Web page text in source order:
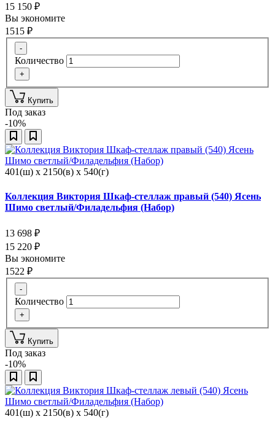
15 150 ₽
Вы экономите
1515 ₽
-
Количество
+
Купить
Под заказ
-10%
401(ш) x 2150(в) x 540(г)
Коллекция Виктория Шкаф-стеллаж правый (540) Ясень
Шимо светлый/Филадельфия (Набор)
13 698 ₽
15 220 ₽
Вы экономите
1522 ₽
-
Количество
+
Купить
Под заказ
-10%
401(ш) x 2150(в) x 540(г)